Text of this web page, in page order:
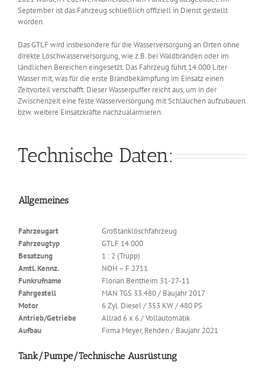
September ist das Fahrzeug schließlich offiziell in Dienst gestellt
worden.
Das GTLF wird insbesondere für die Wasserversorgung an Orten ohne
direkte Löschwasserversorgung, wie z.B. bei Waldbränden oder im
ländlichen Bereichen eingesetzt. Das Fahrzeug führt 14.000 Liter
Wasser mit, was für die erste Brandbekämpfung im Einsatz einen
Zeitvorteil verschafft. Dieser Wasserpuffer reicht aus, um in der
Zwischenzeit eine feste Wasserversorgung mit Schläuchen aufzubauen
bzw. weitere Einsatzkräfte nachzualarmieren.
Technische Daten:
Allgemeines
Fahrzeugart
Großtanklöschfahrzeug
Fahrzeugtyp
GTLF 14.000
Besatzung
1 : 2 (Trupp)
Amtl. Kennz.
NOH – F 2711
Funkrufname
Florian Bentheim 31-27-11
Fahrgestell
MAN TGS 33.480 / Baujahr 2017
Motor
6 Zyl. Diesel / 353 KW / 480 PS
Antrieb/Getriebe
Allrad 6 x 6 / Vollautomatik
Aufbau
Firma Meyer, Rehden / Baujahr 2021
Tank/Pumpe/Technische Ausrüstung